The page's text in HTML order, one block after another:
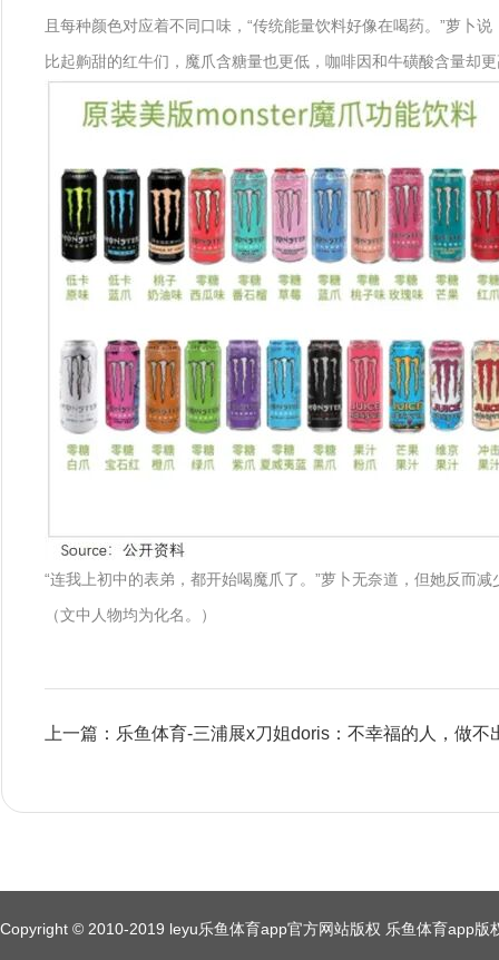
且每种颜色对应着不同口味，“传统能量饮料好像在喝药。”萝卜
比起齁甜的红牛们，魔爪含糖量也更低，咖啡因和牛磺酸含量
“连我上初中的表弟，都开始喝魔爪了。”萝卜无奈道，但她反而
（文中人物均为化名。）
上一篇：乐鱼体育-三浦展x刀姐doris：不幸福的人，做不
Copyright © 2010-2019 leyu乐鱼体育app官方网站版权 乐鱼体育app